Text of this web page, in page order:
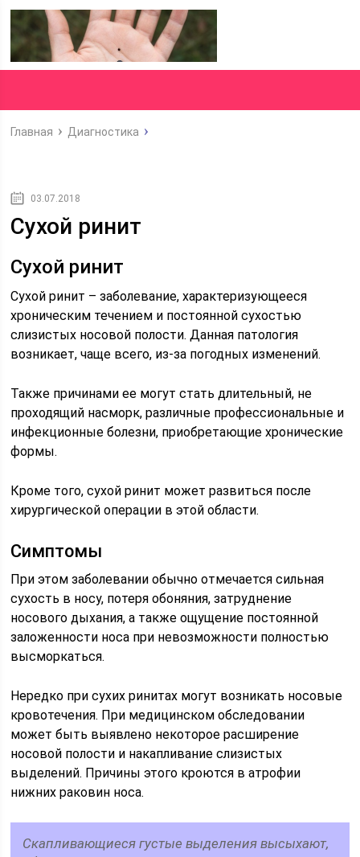
Главная Диагностика
03.07.2018
Сухой ринит
Сухой ринит
Сухой ринит – заболевание, характеризующееся
хроническим течением и постоянной сухостью
слизистых носовой полости. Данная патология
возникает, чаще всего, из-за погодных изменений.
Также причинами ее могут стать длительный, не
проходящий насморк, различные профессиональные и
инфекционные болезни, приобретающие хронические
формы.
Кроме того, сухой ринит может развиться после
хирургической операции в этой области.
Симптомы
При этом заболевании обычно отмечается сильная
сухость в носу, потеря обоняния, затруднение
носового дыхания, а также ощущение постоянной
заложенности носа при невозможности полностью
высморкаться.
Нередко при сухих ринитах могут возникать носовые
кровотечения. При медицинском обследовании
может быть выявлено некоторое расширение
носовой полости и накапливание слизистых
выделений. Причины этого кроются в атрофии
нижних раковин носа.
Скапливающиеся густые выделения высыхают,